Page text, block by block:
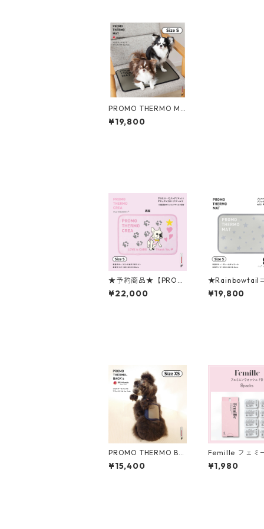
PROMO THERMO MA
T プロモサーモマット
ブラックシリカ for ペ
¥19,800
★予約商品★【PROM
O THERMO】プロモ
サーモクレア （マッ
¥22,000
★Rainbowtail
★PROMO
MAT プロモサ
¥19,800
PROMO THERMO BA
CK's プロモサーモバ
ックス ブラックシリカ
¥15,400
Femille フェミ
ェミニンウォッ
D 8 packs デリ
¥1,980